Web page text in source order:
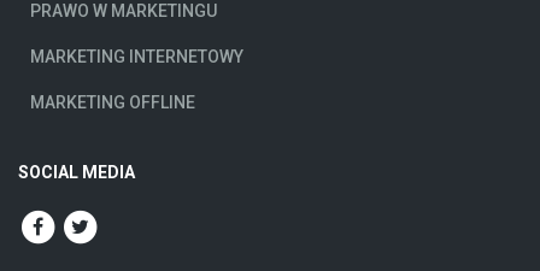
PRAWO W MARKETINGU
MARKETING INTERNETOWY
MARKETING OFFLINE
SOCIAL MEDIA